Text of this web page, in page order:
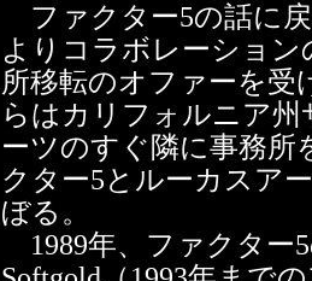
ファクター5の話に
よりコラボレーショ
所移転のオファーを受
らはカリフォルニア
ーツのすぐ隣に事務所
クター5とルーカスア
ぼる。
1989年、ファクター5